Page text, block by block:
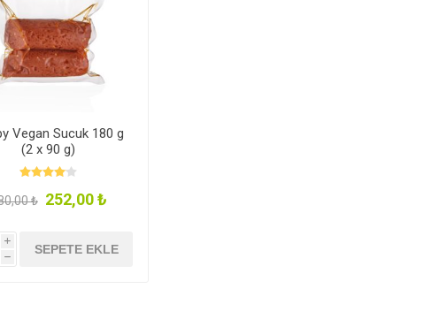
Vegan Sucuk 180 g
(2 x 90 g)
₺ 252,00 ₺
i
h
SEPETE EKLE